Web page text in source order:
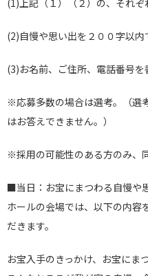
(1)上記（１）（２）の、それ
(2)自慢や思い出を２００字以内
(3)お名前、ご住所、電話番号を
※応募多数の場合は選考。（選
はお答えできません。）
※採用の可能性のある方のみ、
■当日：お宝にまつわる自慢や
ホールの会場では、以下の内容
だきます。
お宝入手のきっかけ、お宝にま